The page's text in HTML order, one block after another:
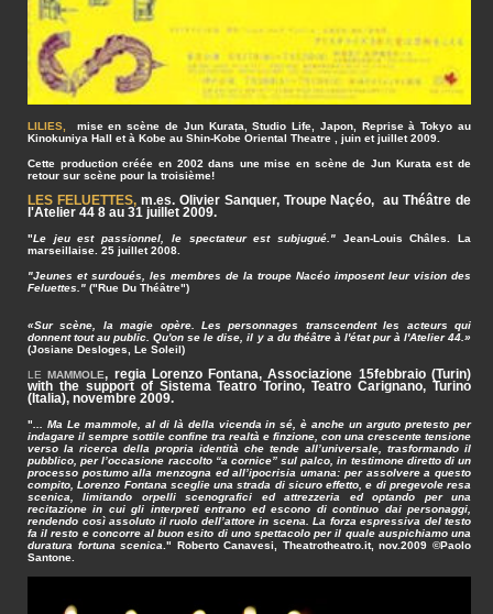
LILIES, mise en scène de Jun Kurata, Studio Life, Japon, Reprise à Tokyo au
Kinokuniya Hall et à Kobe au Shin-Kobe Oriental Theatre , juin et juillet 2009.
Cette production créée en 2002 dans une mise en scène de Jun Kurata est de
retour sur scène pour la troisième!
LES FELUETTES,m.es. Olivier Sanquer, Troupe Naçéo, au Théâtre de
l'Atelier 44 8 au 31 juillet 2009.
"Le jeu est passionnel, le spectateur est subjugué."Jean-Louis Châles. La
marseillaise. 25 juillet 2008.
"Jeunes et surdoués, les membres de la troupe Nacéo imposent leur vision des
Feluettes." ("Rue Du Théâtre")
«Sur scène, la magie opère. Les personnages transcendent les acteurs qui
donnent tout au public. Qu'on se le dise, il y a du théâtre à l'état pur à l'Atelier 44.»
(Josiane Desloges, Le Soleil)
LE MAMMOLE, regia Lorenzo Fontana, Associazione 15febbraio (Turin)
with the support of Sistema Teatro Torino, Teatro Carignano, Turino
(Italia), novembre 2009.
"... Ma Le mammole, al di là della vicenda in sé, è anche un arguto pretesto per
indagare il sempre sottile confine tra realtà e finzione, con una crescente tensione
verso la ricerca della propria identità che tende all’universale, trasformando il
pubblico, per l’occasione raccolto “a cornice” sul palco, in testimone diretto di un
processo postumo alla menzogna ed all’ipocrisia umana: per assolvere a questo
compito, Lorenzo Fontana sceglie una strada di sicuro effetto, e di pregevole resa
scenica, limitando orpelli scenografici ed attrezzeria ed optando per una
recitazione in cui gli interpreti entrano ed escono di continuo dai personaggi,
rendendo così assoluto il ruolo dell’attore in scena. La forza espressiva del testo
fa il resto e concorre al buon esito di uno spettacolo per il quale auspichiamo una
duratura fortuna scenica." Roberto Canavesi, Theatrotheatro.it, nov.2009©Paolo
Santone.